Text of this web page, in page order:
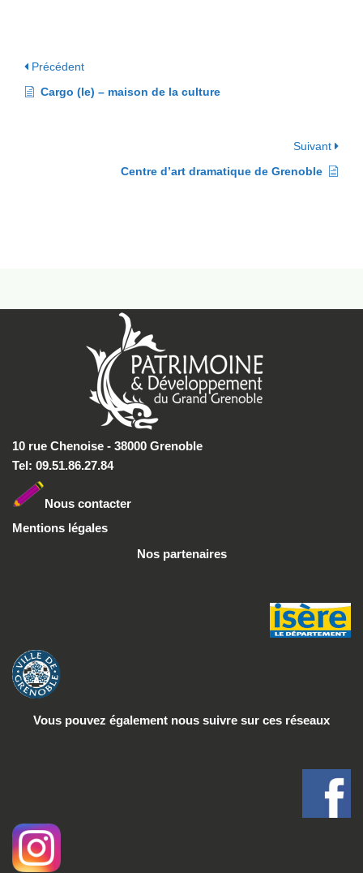
Précédent
Cargo (le) – maison de la culture
Suivant
Centre d’art dramatique de Grenoble
10 rue Chenoise - 38000 Grenoble
Tel: 09.51.86.27.84
Nous contacter
Mentions légales
Nos partenaires
Vous pouvez également nous suivre sur ces réseaux